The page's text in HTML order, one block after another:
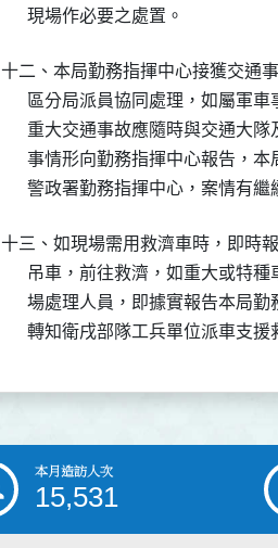
十二、本局勤務指揮中心接獲交通
區分局派員協同處理，如屬軍
重大交通事故應隨時與交通大
事情形向勤務指揮中心報告，
十三、如現場需用救濟車時，即時
吊車，前往救濟，如重大或特
場處理人員，即據實報告本局
本月造訪人次
15,531